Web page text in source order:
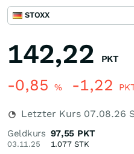
STOXX
142,22 PKT
-0,85 % -1,22
Letzter Kurs 07.08.26
Geldkurs
03.11.25
97,55 PKT
1.077STK